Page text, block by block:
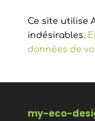
Ce site utilise
indésirables.
données de
my-eco-